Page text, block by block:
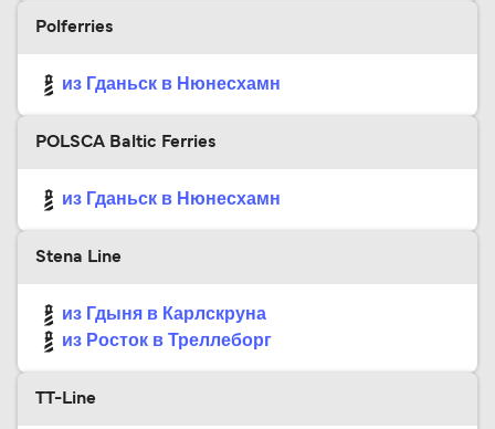
Polferries
из Гданьск в Нюнесхамн
POLSCA Baltic Ferries
из Гданьск в Нюнесхамн
Stena Line
из Гдыня в Карлскруна
из Росток в Треллеборг
TT-Line